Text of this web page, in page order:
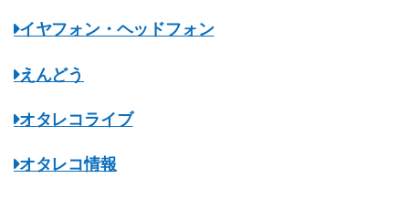
イヤフォン・ヘッドフォン
えんどう
オタレコライブ
オタレコ情報